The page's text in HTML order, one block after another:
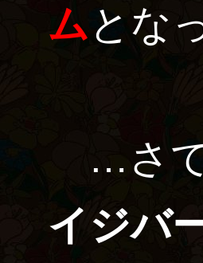
ムとな
…さて
イジバ